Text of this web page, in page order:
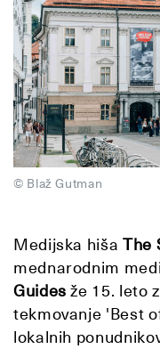
© Blaž Gutman
Medijska hiša The
mednarodnim
Guides že 15. leto
tekmovanje 'Best
lokalnih